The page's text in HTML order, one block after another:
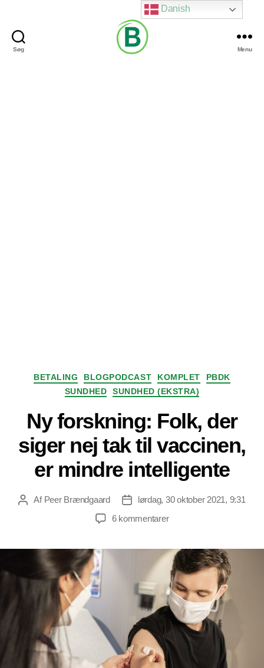
Søg Menu
Kategorier
BETALING BLOGPODCAST KOMPLET
PBDK
SUNDHED
SUNDHED (EKSTRA)
Ny forskning: Folk, der
siger nej tak til vaccinen,
er mindre intelligente
Indlægsforfatter
Af Peer Brændgaard Indlægsdato
lørdag, 30 oktober 2021, 9:31
6 kommentarertil
Folk,
der
siger
nej
tak
til
vaccinen,
er
mindre
Danish